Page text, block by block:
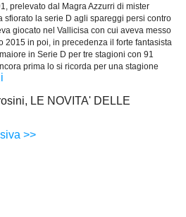
prelevato dal Magra Azzurri di mister
sfiorato la serie D agli spareggi persi contro
giocato nel Vallicisa con cui aveva messo
2015 in poi, in precedenza il forte fantasista
in Serie D per tre stagioni con 91
prima lo si ricorda per una stagione
LE NOVITA' DELLE
>>